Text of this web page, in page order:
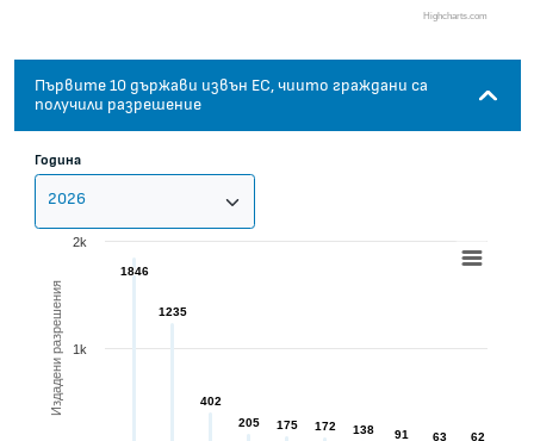
Highcharts.com
Първите 10 държави извън ЕС, чиито граждани са
получили разрешение
Година
CHART
Bar chart with 5 data series.
View as data table, Chart
The chart has 1 X axis displaying Countries.
The chart has 1 Y axis displaying Издадени разрешения. Data
Издадени разрешения
1846
1846
1235
1235
402
402
205
205 175
175 172
172 138
138 91
91 63
63 62
62
1k
2k